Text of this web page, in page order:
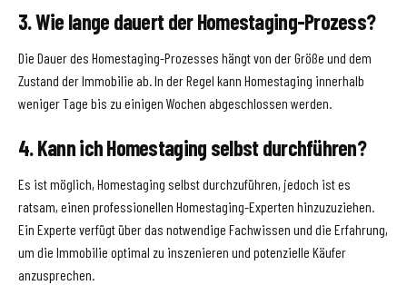
3. Wie lange dauert der Homestaging-Prozess?
Die Dauer des Homestaging-Prozesses hängt von der Größe und dem
Zustand der Immobilie ab. In der Regel kann Homestaging innerhalb
weniger Tage bis zu einigen Wochen abgeschlossen werden.
4. Kann ich Homestaging selbst durchführen?
Es ist möglich, Homestaging selbst durchzuführen, jedoch ist es
ratsam, einen professionellen Homestaging-Experten hinzuzuziehen.
Ein Experte verfügt über das notwendige Fachwissen und die Erfahrung,
um die Immobilie optimal zu inszenieren und potenzielle Käufer
anzusprechen.